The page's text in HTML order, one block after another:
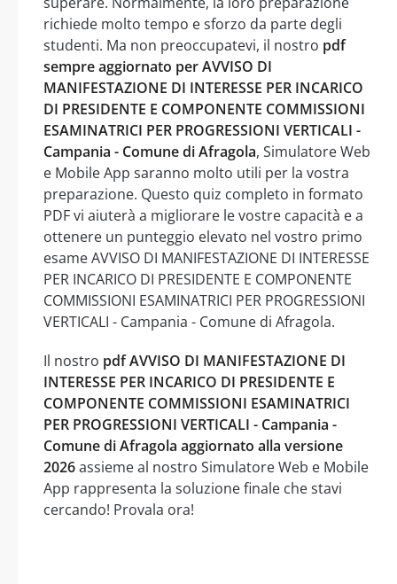
richiede molto tempo e sforzo da parte degli
studenti. Ma non preoccupatevi, il nostro pdf
sempre aggiornato per AVVISO DI
MANIFESTAZIONE DI INTERESSE PER INCARICO
DI PRESIDENTE E COMPONENTE COMMISSIONI
ESAMINATRICI PER PROGRESSIONI VERTICALI -
Campania - Comune di Afragola, Simulatore Web
e Mobile App saranno molto utili per la vostra
preparazione. Questo quiz completo in formato
PDF vi aiuterà a migliorare le vostre capacità e a
ottenere un punteggio elevato nel vostro primo
esame AVVISO DI MANIFESTAZIONE DI INTERESSE
PER INCARICO DI PRESIDENTE E COMPONENTE
COMMISSIONI ESAMINATRICI PER PROGRESSIONI
VERTICALI - Campania - Comune di Afragola.
Il nostro pdf AVVISO DI MANIFESTAZIONE DI
INTERESSE PER INCARICO DI PRESIDENTE E
COMPONENTE COMMISSIONI ESAMINATRICI
PER PROGRESSIONI VERTICALI - Campania -
Comune di Afragola aggiornato alla versione
2026assieme al nostro Simulatore Web e Mobile
App rappresenta la soluzione finale che stavi
cercando! Provala ora!